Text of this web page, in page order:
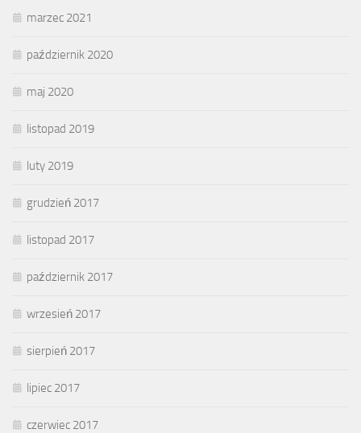
marzec 2021
październik 2020
maj 2020
listopad 2019
luty 2019
grudzień 2017
listopad 2017
październik 2017
wrzesień 2017
sierpień 2017
lipiec 2017
czerwiec 2017